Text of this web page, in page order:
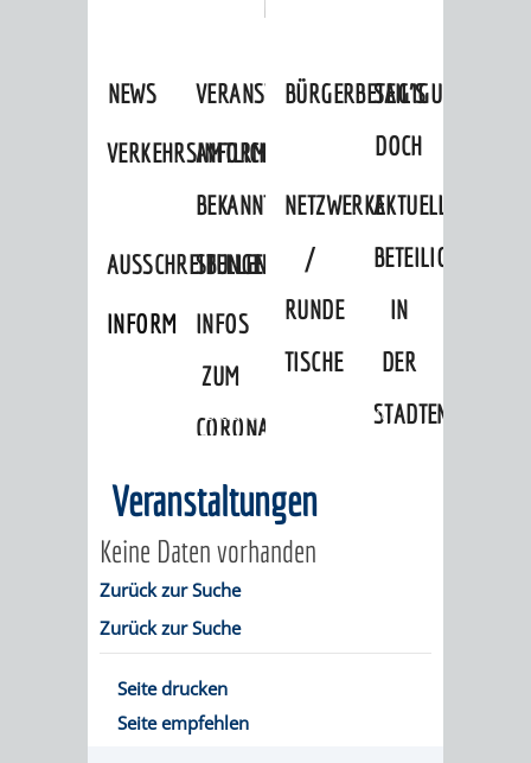
NEWS
VERANSTALTUNGSKALENDER
VERKEHRSINFORMATIONEN
AMTLICHE
BEKANNTMACHUNGEN
AUSSCHREIBUNGEN
INFORMATIONSPFLICHTEN
STELLENANGEBOTE
INFOS
ZUM
CORONAVIRUS
INFOS
ZUR
UKRAINE
BÜRGERBETEILIGUNG
SAG'S
DOCH
NETZWERKE
/
RUNDE
TISCHE
AKTUELLE
BETEILIGUNGEN
IN
DER
UNSERE STADT
»Stadtthemen Freizeit
Veranstaltungen
Keine Daten vorhanden
Zurück zur Suche
Zurück zur Suche
Seite drucken
Seite empfehlen